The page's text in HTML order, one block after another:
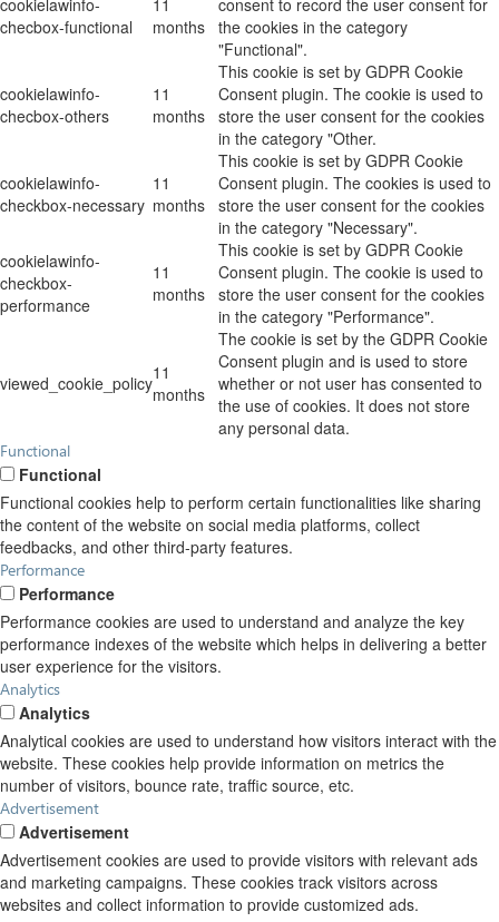
cookielawinfo-
checbox-functional
11
months
consent to record the user consent for
the cookies in the category
"Functional".
cookielawinfo-
checbox-others
11
months
This cookie is set by GDPR Cookie
Consent plugin. The cookie is used to
store the user consent for the cookies
in the category "Other.
cookielawinfo-
checkbox-necessary
11
months
This cookie is set by GDPR Cookie
Consent plugin. The cookies is used to
store the user consent for the cookies
in the category "Necessary".
cookielawinfo-
checkbox-
performance
11
months
This cookie is set by GDPR Cookie
Consent plugin. The cookie is used to
store the user consent for the cookies
in the category "Performance".
viewed_cookie_policy11
months
The cookie is set by the GDPR Cookie
Consent plugin and is used to store
whether or not user has consented to
the use of cookies. It does not store
any personal data.
Functional
Functional
Functional cookies help to perform certain functionalities like sharing
the content of the website on social media platforms, collect
feedbacks, and other third-party features.
Performance
Performance
Performance cookies are used to understand and analyze the key
performance indexes of the website which helps in delivering a better
user experience for the visitors.
Analytics
Analytics
Analytical cookies are used to understand how visitors interact with the
website. These cookies help provide information on metrics the
number of visitors, bounce rate, traffic source, etc.
Advertisement
Advertisement
Advertisement cookies are used to provide visitors with relevant ads
and marketing campaigns. These cookies track visitors across
websites and collect information to provide customized ads.